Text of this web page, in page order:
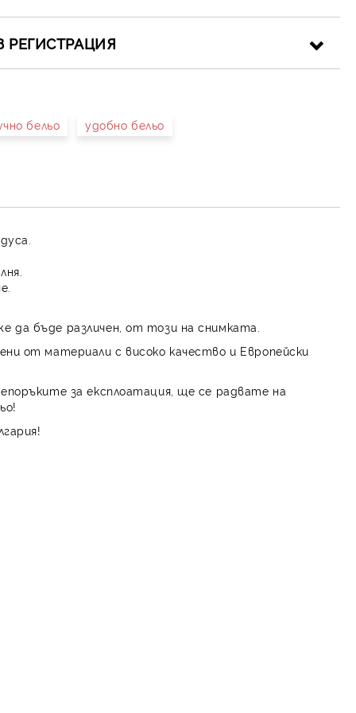
РЕГИСТРАЦИЯ
бельо удобно бельо
да бъде различен, от този на снимката.
от материали с високо качество и Европейски
за експлоатация, ще се радвате на